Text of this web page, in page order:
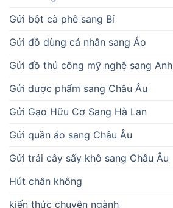
Gửi bột cà phê sang Bỉ
Gửi đồ dùng cá nhân sang Áo
Gửi đồ thủ công mỹ nghệ sang Anh
Gửi dược phẩm sang Châu Âu
Gửi Gạo Hữu Cơ Sang Hà Lan
Gửi quần áo sang Châu Âu
Gửi trái cây sấy khô sang Châu Âu
Hút chân không
kiến thức chuyên ngành